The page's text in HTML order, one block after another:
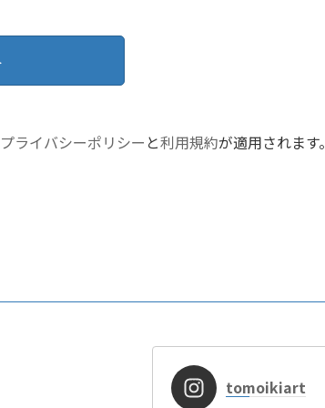
プライバシーポリシー と利用規約が適用されます。
tomoikiart